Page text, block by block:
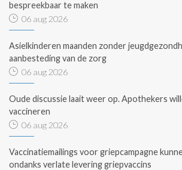
bespreekbaar te maken
06 aug 2026
Asielkinderen maanden zonder
aanbesteding van de zorg
06 aug 2026
Oude discussie laait weer op. Apothekers
vaccineren
06 aug 2026
Vaccinatiemailings voor griepcampagne
ondanks verlate levering griepvaccins